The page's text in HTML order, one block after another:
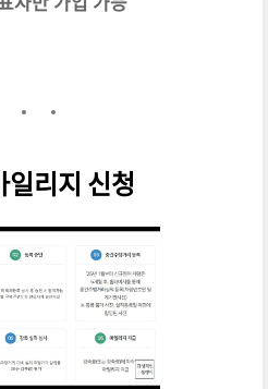
리지 신청